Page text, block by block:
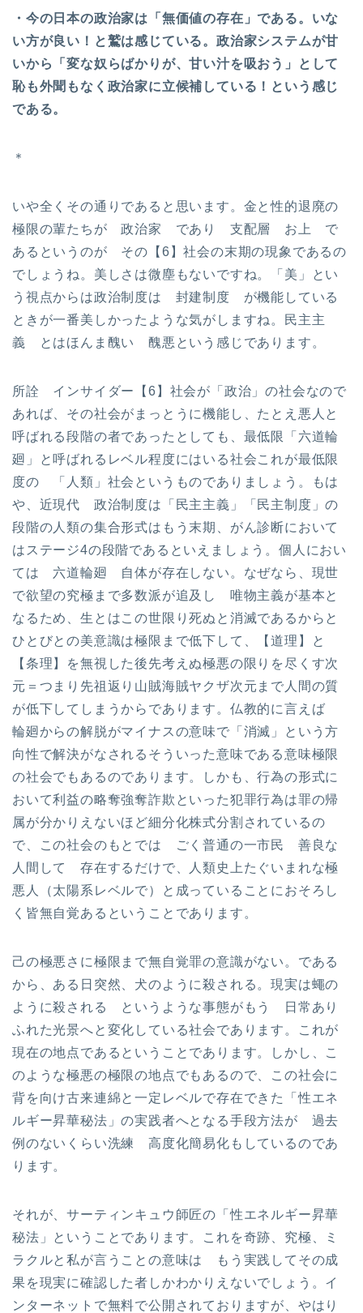
・今の日本の政治家は「無価値の存在」である。いな
い方が良い！と鷲は感じている。政治家システムが甘
いから「変な奴らばかりが、甘い汁を吸おう」として
恥も外聞もなく政治家に立候補している！という感じ
である。
＊
いや全くその通りであると思います。金と性的退廃の
極限の輩たちが 政治家 であり 支配層 お上 で
あるというのが その【6】社会の末期の現象であるの
でしょうね。美しさは微塵もないですね。「美」とい
う視点からは政治制度は 封建制度 が機能している
ときが一番美しかったような気がしますね。民主主
義 とはほんま醜い 醜悪という感じであります。
所詮 インサイダー【6】社会が「政治」の社会なので
あれば、その社会がまっとうに機能し、たとえ悪人と
呼ばれる段階の者であったとしても、最低限「六道輪
廻」と呼ばれるレベル程度にはいる社会これが最低限
度の 「人類」社会というものでありましょう。もは
や、近現代 政治制度は「民主主義」「民主制度」の
段階の人類の集合形式はもう末期、がん診断において
はステージ4の段階であるといえましょう。個人におい
ては 六道輪廻 自体が存在しない。なぜなら、現世
で欲望の究極まで多数派が追及し 唯物主義が基本と
なるため、生とはこの世限り死ぬと消滅であるからと
ひとびとの美意識は極限まで低下して、【道理】と
【条理】を無視した後先考えぬ極悪の限りを尽くす次
元＝つまり先祖返り山賊海賊ヤクザ次元まで人間の質
が低下してしまうからであります。仏教的に言えば
輪廻からの解脱がマイナスの意味で「消滅」という方
向性で解決がなされるそういった意味である意味極限
の社会でもあるのであります。しかも、行為の形式に
おいて利益の略奪強奪詐欺といった犯罪行為は罪の帰
属が分かりえないほど細分化株式分割されているの
で、この社会のもとでは ごく普通の一市民 善良な
人間して 存在するだけで、人類史上たぐいまれな極
悪人（太陽系レベルで）と成っていることにおそろし
く皆無自覚あるということであります。
己の極悪さに極限まで無自覚罪の意識がない。である
から、ある日突然、犬のように殺される。現実は蠅の
ように殺される というような事態がもう 日常あり
ふれた光景へと変化している社会であります。これが
現在の地点であるということであります。しかし、こ
のような極悪の極限の地点でもあるので、この社会に
背を向け古来連綿と一定レベルで存在できた「性エネ
ルギー昇華秘法」の実践者へとなる手段方法が 過去
例のないくらい洗練 高度化簡易化もしているのであ
ります。
それが、サーティンキュウ師匠の「性エネルギー昇華
秘法」ということであります。これを奇跡、究極、ミ
ラクルと私が言うことの意味は もう実践してその成
果を現実に確認した者しかわかりえないでしょう。イ
ンターネットで無料で公開されておりますが、やはり